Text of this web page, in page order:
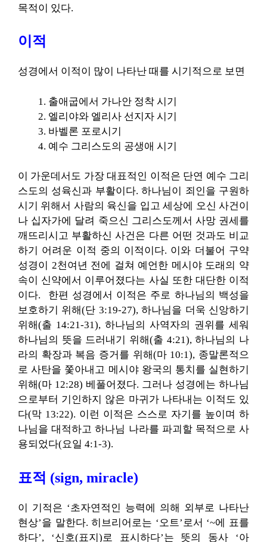
목적이 있다.
이적
성경에서 이적이 많이 나타난 때를 시기적으로 보면
출애굽에서 가나안 정착 시기
엘리야와 엘리사 선지자 시기
바벨론 포로시기
예수 그리스도의 공생애 시기
이 가운데서도 가장 대표적인 이적은 단연 예수 그리
스도의 성육신과 부활이다. 하나님이 죄인을 구원하
시기 위해서 사람의 육신을 입고 세상에 오신 사건이
나 십자가에 달려 죽으신 그리스도께서 사망 권세를
깨뜨리시고 부활하신 사건은 다른 어떤 것과도 비교
하기 어려운 이적 중의 이적이다. 이와 더불어 구약
성경이 2천여년 전에 걸쳐 예언한 메시야 도래의 약
속이 신약에서 이루어졌다는 사실 또한 대단한 이적
이다. 한편 성경에서 이적은 주로 하나님의 백성을
보호하기 위해(단 3:19-27), 하나님을 더욱 신앙하기
위해(출 14:21-31), 하나님의 사역자의 권위를 세워
하나님의 뜻을 드러내기 위해(출 4:21), 하나님의 나
라의 확장과 복음 증거를 위해(마 10:1), 종말론적으
로 사탄을 쫓아내고 메시야 왕국의 통치를 실현하기
위해(마 12:28) 베풀어졌다. 그러나 성경에는 하나님
으로부터 기인하지 않은 마귀가 나타내는 이적도 있
다(막 13:22). 이런 이적은 스스로 자기를 높이며 하
나님을 대적하고 하나님 나라를 파괴할 목적으로 사
용되었다(요일 4:1-3).
표적 (sign, miracle)
이 기적은 ‘초자연적인 능력에 의해 외부로 나타난
현상’을 말한다. 히브리어로는 ‘오트’로서 ‘~에 표를
하다’, ‘신호(표지)로 표시하다’는 뜻의 동사 ‘아